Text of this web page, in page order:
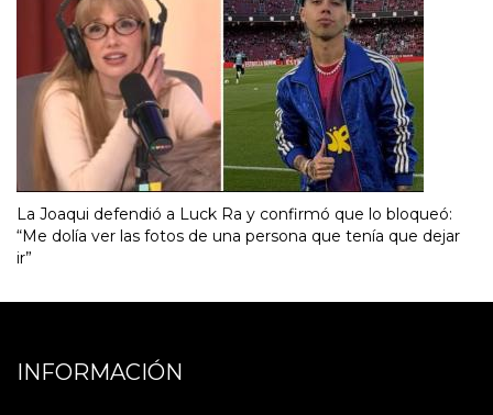
La Joaqui defendió a Luck Ra y confirmó que lo bloqueó:
“Me dolía ver las fotos de una persona que tenía que dejar
ir”
INFORMACIÓN